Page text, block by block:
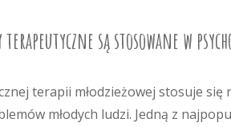
są stosowane w
terapii młodzieżowej stosuje
młodych ludzi. Jedną z